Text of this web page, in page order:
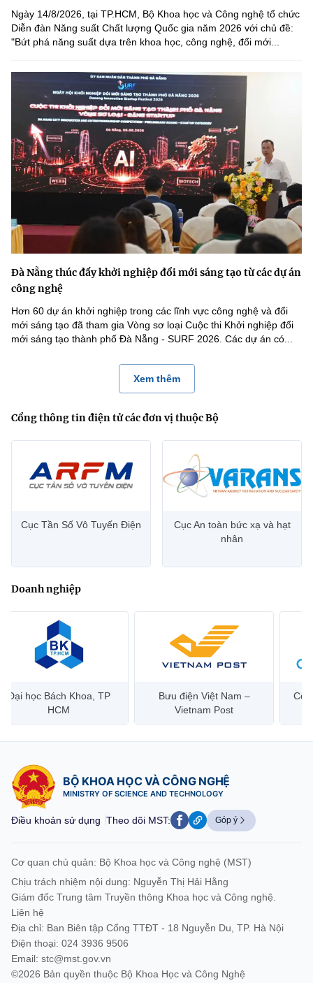
Ngày 14/8/2026, tại TP.HCM, Bộ Khoa học và Công nghệ tổ chức
Diễn đàn Năng suất Chất lượng Quốc gia năm 2026 với chủ đề:
"Bứt phá năng suất dựa trên khoa học, công nghệ, đổi mới...
Đà Nẵng thúc đẩy khởi nghiệp đổi mới sáng tạo từ các dự án
công nghệ
Hơn 60 dự án khởi nghiệp trong các lĩnh vực công nghệ và đổi
mới sáng tạo đã tham gia Vòng sơ loại Cuộc thi Khởi nghiệp đổi
mới sáng tạo thành phố Đà Nẵng - SURF 2026. Các dự án có...
Xem thêm
Cổng thông tin điện tử các đơn vị thuộc Bộ
Cục Tần Số Vô Tuyến Điện
Cục An toàn bức xạ và hạt
nhân
Doanh nghiệp
Bưu điện Việt Nam –
Vietnam Post
Công ty Cổ phần Hạ tầng
Viễn Thông CMC
BỘ KHOA HỌC VÀ CÔNG NGHỆ
MINISTRY OF SCIENCE AND TECHNOLOGY
Điều khoản sử dụng Theo dõi MST: Góp ý
Cơ quan chủ quản: Bộ Khoa học và Công nghệ (MST)
Chịu trách nhiệm nội dung: Nguyễn Thị Hải Hằng
Giám đốc Trung tâm Truyền thông Khoa học và Công nghệ.
Liên hệ
Địa chỉ: Ban Biên tập Cổng TTĐT - 18 Nguyễn Du, TP. Hà Nội
Điện thoại: 024 3936 9506
Email: stc@mst.gov.vn
©2026 Bản quyền thuộc Bộ Khoa Học và Công Nghệ